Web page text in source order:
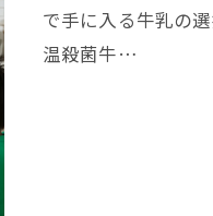
で手に入る牛乳の
温殺菌牛…